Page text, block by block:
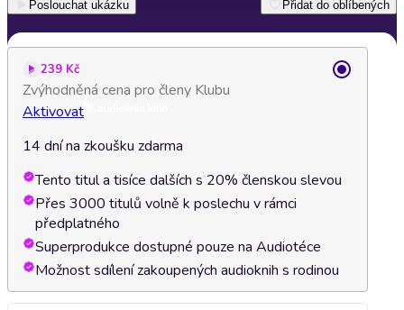
Poslouchat ukázku Přidat do oblíbených
239 Kč
Zvýhodněná cena pro členy Klubu
Aktivovat
14 dní na zkoušku zdarma
Tento titul a tisíce dalších s 20% členskou slevou
Přes 3000 titulů volně k poslechu v rámci
předplatného
Superprodukce dostupné pouze na Audiotéce
Možnost sdílení zakoupených audioknih s rodinou